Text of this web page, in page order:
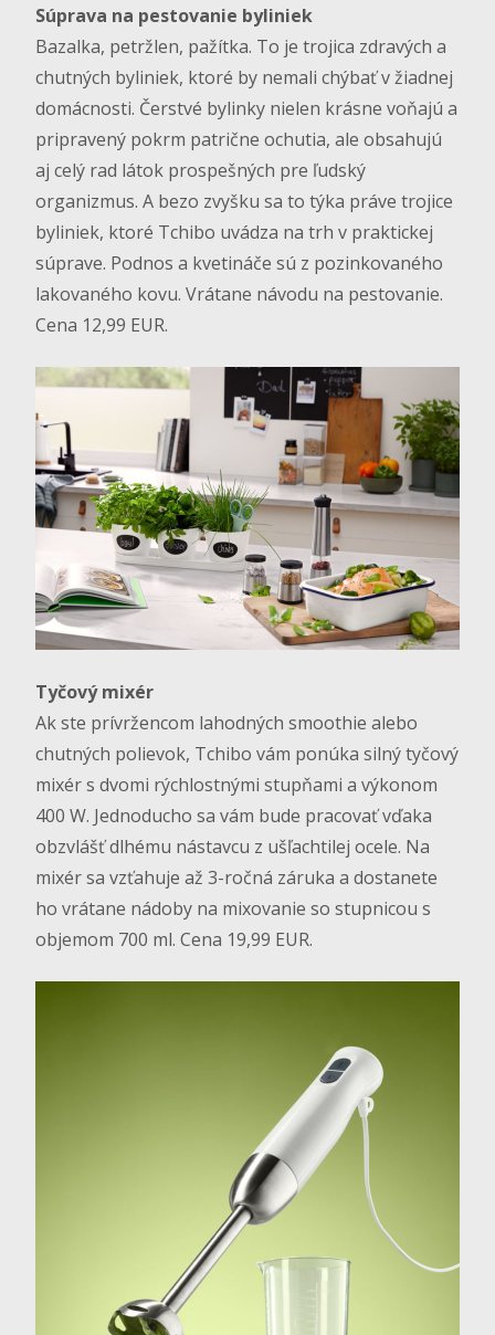
Súprava na pestovanie byliniek
Bazalka, petržlen, pažítka. To je trojica zdravých a
chutných byliniek, ktoré by nemali chýbať v žiadnej
domácnosti. Čerstvé bylinky nielen krásne voňajú a
pripravený pokrm patrične ochutia, ale obsahujú
aj celý rad látok prospešných pre ľudský
organizmus. A bezo zvyšku sa to týka práve trojice
byliniek, ktoré Tchibo uvádza na trh v praktickej
súprave. Podnos a kvetináče sú z pozinkovaného
lakovaného kovu. Vrátane návodu na pestovanie.
Cena 12,99 EUR.
Tyčový mixér
Ak ste prívržencom lahodných smoothie alebo
chutných polievok, Tchibo vám ponúka silný tyčový
mixér s dvomi rýchlostnými stupňami a výkonom
400 W. Jednoducho sa vám bude pracovať vďaka
obzvlášť dlhému nástavcu z ušľachtilej ocele. Na
mixér sa vzťahuje až 3-ročná záruka a dostanete
ho vrátane nádoby na mixovanie so stupnicou s
objemom 700 ml. Cena 19,99 EUR.